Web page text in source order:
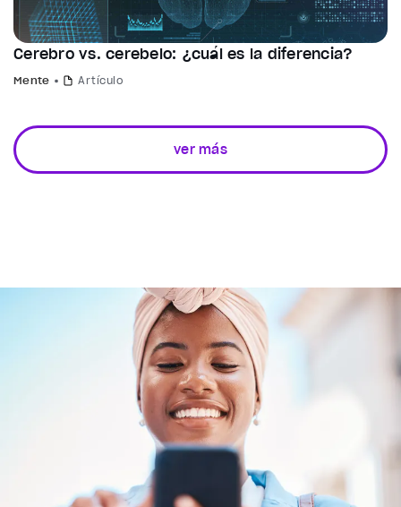
Cerebro vs. cerebelo: ¿cuál es la diferencia?
Mente Artículo
ver más